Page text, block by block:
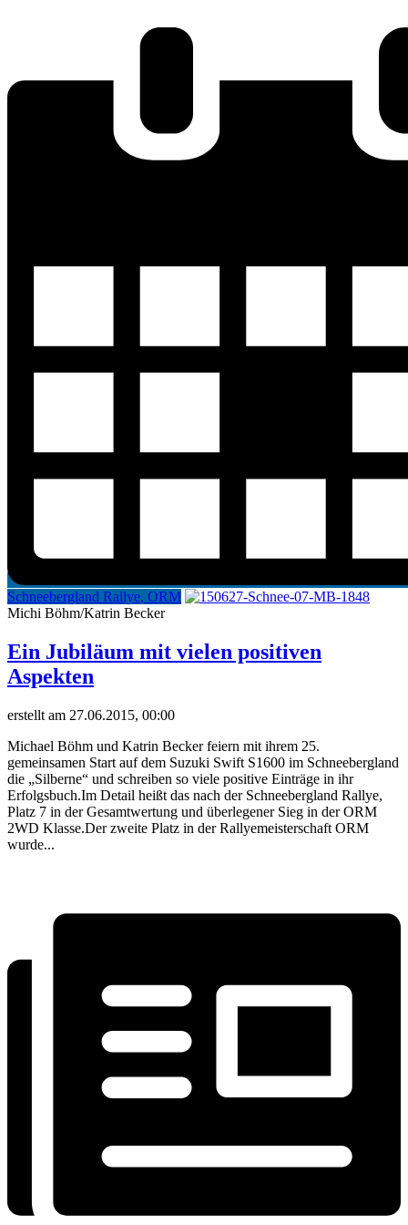
Schneebergland Rallye, ORM
Michi Böhm/Katrin Becker
Ein Jubiläum mit vielen positiven
Aspekten
erstellt am 27.06.2015, 00:00
Michael Böhm und Katrin Becker feiern mit ihrem 25.
gemeinsamen Start auf dem Suzuki Swift S1600 im Schneebergland
die „Silberne“ und schreiben so viele positive Einträge in ihr
Erfolgsbuch.Im Detail heißt das nach der Schneebergland Rallye,
Platz 7 in der Gesamtwertung und überlegener Sieg in der ORM
2WD Klasse.Der zweite Platz in der Rallyemeisterschaft ORM
wurde...